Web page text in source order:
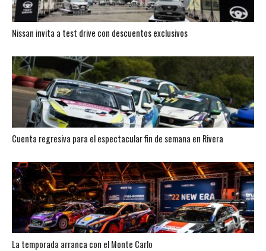
Nissan invita a test drive con descuentos exclusivos
Cuenta regresiva para el espectacular fin de semana en Rivera
La temporada arranca con el Monte Carlo